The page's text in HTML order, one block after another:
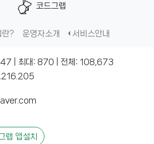
코드그랩
란? 운영자소개 서비스안내
| 최대: 870 | 전체: 108,673
랩 앱설치